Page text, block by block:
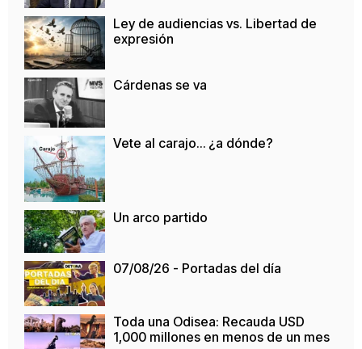
Ley de audiencias vs. Libertad de
expresión
Cárdenas se va
Vete al carajo… ¿a dónde?
Un arco partido
07/08/26 - Portadas del día
Toda una Odisea: Recauda USD
1,000 millones en menos de un mes